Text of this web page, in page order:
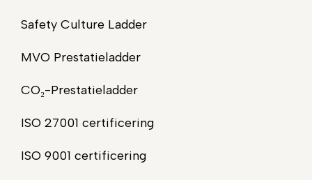
Safety Culture Ladder
MVO Prestatieladder
CO₂-Prestatieladder
ISO 27001 certificering
ISO 9001 certificering